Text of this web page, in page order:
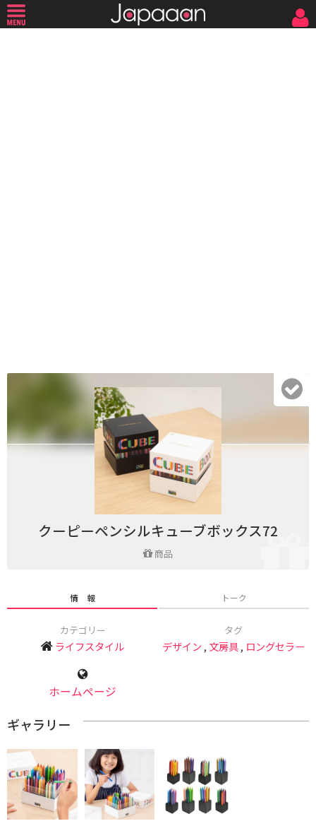
クーピーペンシルキューブボックス72
商品
情 報 トーク
カテゴリー
ライフスタイル
タグ
デザイン , 文房具, ロングセラー
ホームページ
ギャラリー